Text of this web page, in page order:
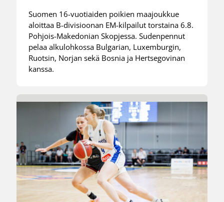
Suomen 16-vuotiaiden poikien maajoukkue
aloittaa B-divisioonan EM-kilpailut torstaina 6.8.
Pohjois-Makedonian Skopjessa. Sudenpennut
pelaa alkulohkossa Bulgarian, Luxemburgin,
Ruotsin, Norjan sekä Bosnia ja Hertsegovinan
kanssa.